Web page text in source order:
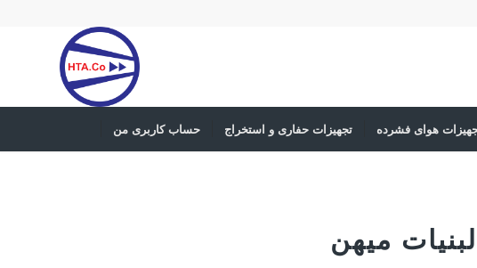
هوای فشرده تجهیزات حفاری و استخراج حساب کاربری من
میهن